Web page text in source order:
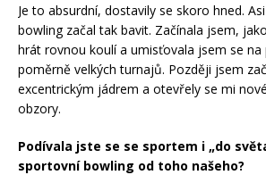
Je to absurdní, dostavily se skoro hned.
bowling začal tak bavit. Začínala jsem,
hrát rovnou koulí a umisťovala jsem se na
poměrně velkých turnajů. Později jsem
excentrickým jádrem a otevřely se mi
obzory.
Podívala jste se se sportem i „do
sportovní bowling od toho našeho?